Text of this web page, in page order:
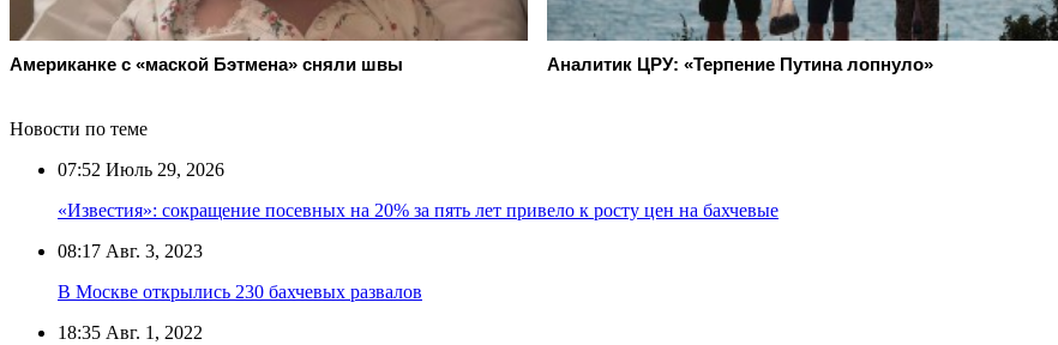
Американке с «маской Бэтмена» сняли швы Аналитик ЦРУ: «Терпение Путина лопнуло»
Новости по теме
07:52 Июль 29, 2026
«Известия»: сокращение посевных на 20% за пять лет привело к росту цен на бахчевые
08:17 Авг. 3, 2023
В Москве открылись 230 бахчевых развалов
18:35 Авг. 1, 2022